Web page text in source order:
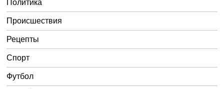
Политика
Происшествия
Рецепты
Спорт
Футбол